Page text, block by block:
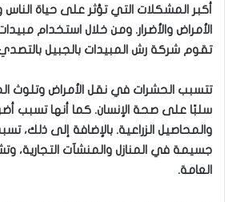
أكبر المشكلات التي تؤثر على حياة
الأمراض والأضرار. ومن خلال استخدام
تقوم شركة رش المبيدات بالجبيل
تتسبب الحشرات في نقل الأمراض وتلوث
سلبًا على صحة الإنسان. كما أنها تسبب
والمحاصيل الزراعية. بالإضافة إلى ذلك،
جسيمة في المنازل والمنشآت التجارية،
العامة.